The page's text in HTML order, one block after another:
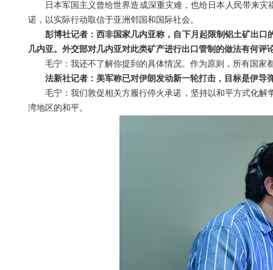
日本军国主义曾给世界造成深重灾难，也给日本人民带来
诺，以实际行动取信于亚洲邻国和国际社会。
彭博社记者：西非国家几内亚称，自下月起限制铝土矿出
几内亚。外交部对几内亚对此类矿产进行出口管制的做法有何评
毛宁：我还不了解你提到的具体情况。作为原则，所有国家
法新社记者：美军称已对伊朗发动新一轮打击，目标是伊
毛宁：我们敦促相关方履行停火承诺，坚持以和平方式化
湾地区的和平。